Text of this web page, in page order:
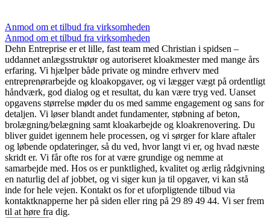
Anmod om et tilbud fra virksomheden
Anmod om et tilbud fra virksomheden
Dehn Entreprise er et lille, fast team med Christian i spidsen –
uddannet anlægsstruktør og autoriseret kloakmester med mange års
erfaring. Vi hjælper både private og mindre erhverv med
entreprenørarbejde og kloakopgaver, og vi lægger vægt på ordentligt
håndværk, god dialog og et resultat, du kan være tryg ved. Uanset
opgavens størrelse møder du os med samme engagement og sans for
detaljen. Vi løser blandt andet fundamenter, støbning af beton,
brolægning/belægning samt kloakarbejde og kloakrenovering. Du
bliver guidet igennem hele processen, og vi sørger for klare aftaler
og løbende opdateringer, så du ved, hvor langt vi er, og hvad næste
skridt er. Vi får ofte ros for at være grundige og nemme at
samarbejde med. Hos os er punktlighed, kvalitet og ærlig rådgivning
en naturlig del af jobbet, og vi siger kun ja til opgaver, vi kan stå
inde for hele vejen. Kontakt os for et uforpligtende tilbud via
kontaktknapperne her på siden eller ring på 29 89 49 44. Vi ser frem
til at høre fra dig.